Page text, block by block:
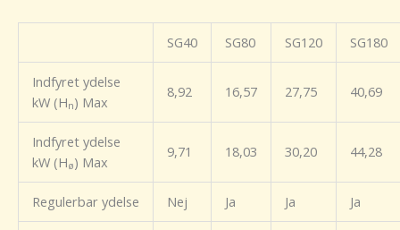
SG40 SG80 SG120 SG180
Indfyret ydelse
kW (Hn) Max
8,92 16,57 27,75 40,69
Indfyret ydelse
kW (Hø) Max
9,71 18,03 30,20 44,28
Regulerbar ydelse Nej Ja Ja Ja